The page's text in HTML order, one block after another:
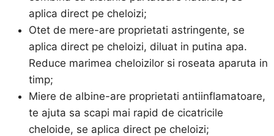
aplica direct pe cheloizi;
Otet de mere-are proprietati astringente, se
aplica direct pe cheloizi, diluat in putina apa.
Reduce marimea cheloizilor si roseata aparuta in
timp;
Miere de albine-are proprietati antiinflamatoare,
te ajuta sa scapi mai rapid de cicatricile
cheloide, se aplica direct pe cheloizi;